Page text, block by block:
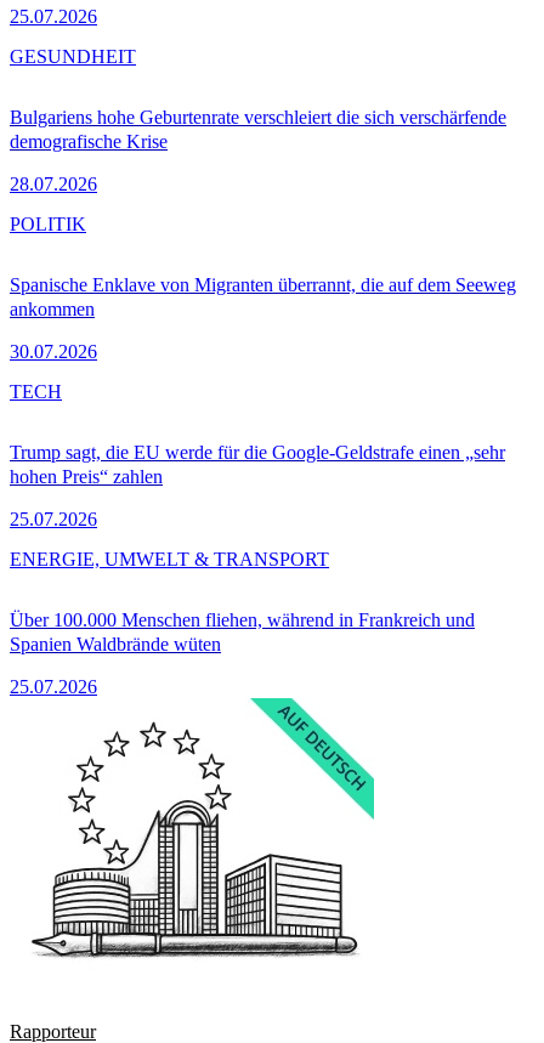
25.07.2026
Bulgariens hohe Geburtenrate verschleiert die sich verschärfende
demografische Krise
28.07.2026
GESUNDHEIT
Spanische Enklave von Migranten überrannt, die auf dem Seeweg
ankommen
30.07.2026
POLITIK
Trump sagt, die EU werde für die Google-Geldstrafe einen „sehr
hohen Preis“ zahlen
25.07.2026
TECH
Über 100.000 Menschen fliehen, während in Frankreich und
Spanien Waldbrände wüten
25.07.2026
ENERGIE, UMWELT & TRANSPORT
Rapporteur